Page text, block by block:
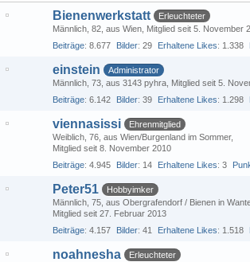
Bienenwerkstatt
Erleuchteter
Männlich 82 aus Wien Mitglied seit 5. November
Beiträge 8.677 Bilder 29 Erhaltene Likes 1.338
einstein
Administrator
Männlich 73 aus 3143 pyhra Mitglied seit 5.
Beiträge 6.142 Bilder 39 Erhaltene Likes 1.298
viennasissi
Ehrenmitglied
Weiblich 76 aus Wien/Burgenland im Sommer
Mitglied seit 8. November 2010
Beiträge 4.945 Bilder 14 Erhaltene Likes 3
Peter51
Hobbyimker
Männlich 75 aus Obergrafendorf / Bienen in
Mitglied seit 27. Februar 2013
Beiträge 4.157 Bilder 41 Erhaltene Likes 1.518
noahnesha
Erleuchteter